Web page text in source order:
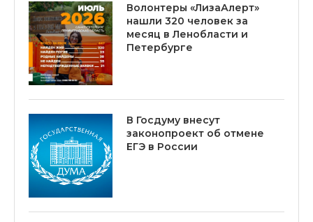
Волонтеры «ЛизаАлерт»
нашли 320 человек за
месяц в Ленобласти и
Петербурге
В Госдуму внесут
законопроект об отмене
ЕГЭ в России